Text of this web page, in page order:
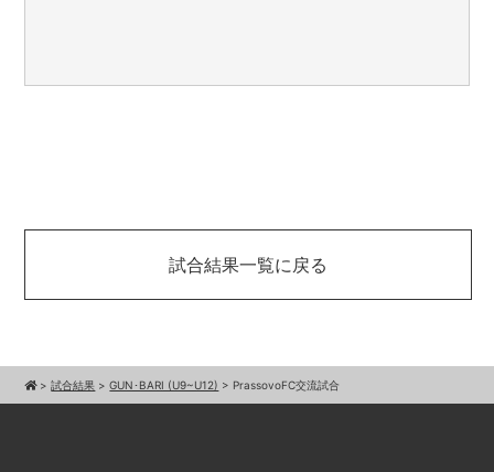
試合結果一覧に戻る
>試合結果 >GUN･BARI (U9~U12) > PrassovoFC交流試合